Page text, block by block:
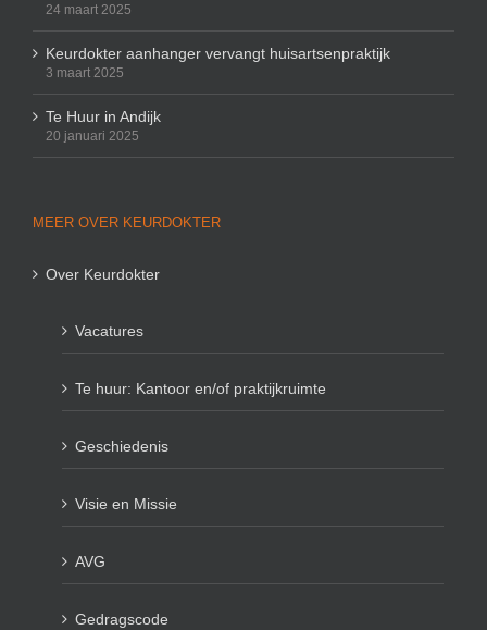
24 maart 2025
Keurdokter aanhanger vervangt huisartsenpraktijk
3 maart 2025
Te Huur in Andijk
20 januari 2025
MEER OVER KEURDOKTER
Over Keurdokter
Vacatures
Te huur: Kantoor en/of praktijkruimte
Geschiedenis
Visie en Missie
AVG
Gedragscode